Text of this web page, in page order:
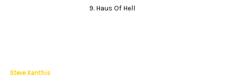
9. Haus Of Hell
Steve Xanthis